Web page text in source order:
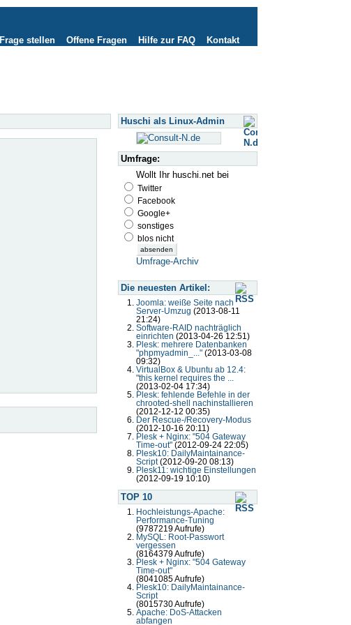
Kontakt
Hilfe zur FAQ
Offene Fragen
Frage stellen
Huschi als Linux-Admin
Umfrage:
Wollt Ihr huschi.net bei
Twitter
Facebook
Google+
sonstiges
blos nicht
Umfrage-Archiv
Die neuesten Artikel:
Joomla: weiße Seite nach
Server-Umzug (2013-08-11
21:24)
Software-RAID nachträglich
einrichten (2013-04-26 12:51)
Plesk: mehrere Datenbanken
"phpmyadmin_..."(2013-03-08
09:32)
VirtualBox & Ubuntu ab 12.4:
"this kernel requires the ...
(2013-02-04 17:34)
Plesk: fehlende Befehle in der
chrooted-shell nachinstallieren
(2012-12-12 00:35)
Der Rescue-/Recovery-Modus
(2012-10-16 20:11)
Plesk + Nginx: "504 Gateway
Time-out"(2012-09-24 22:05)
Plesk10: DailyMaintainance-
Script(2012-09-20 08:13)
Plesk11: wichtige Einstellungen
(2012-09-19 10:10)
TOP 10
Hochleistungs-Apache:
Performance-Tuning
(9787219 Aufrufe)
MySQL: Root-Passwort
vergessen
(8164379 Aufrufe)
Plesk + Nginx: "504 Gateway
Time-out"
(8041085 Aufrufe)
Plesk10: DailyMaintainance-
Script
(8015730 Aufrufe)
Apache: DoS-Attacken
abfangen